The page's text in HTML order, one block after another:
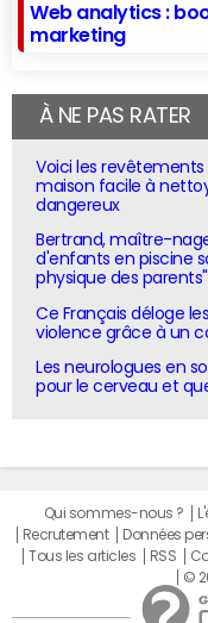
Web analytics :
marketing
À NE PAS RATER
Voici les revêtements
maison facile à
dangereux
Bertrand, maître-
d'enfants en piscine
physique des parents"
Ce Français déloge
violence grâce à un
Les neurologues en
pour le cerveau et
Qui sommes-nous ?
Recrutement
Données
Tous les articles
RSS
©